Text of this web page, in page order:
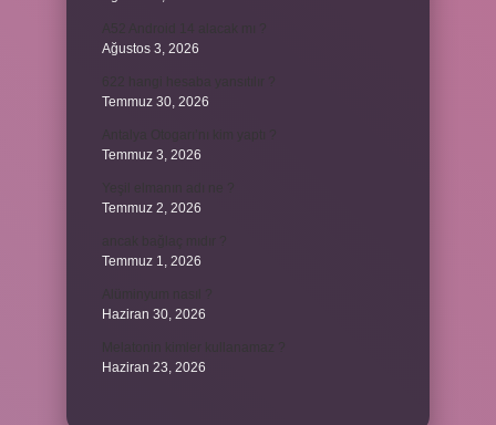
Ağustos 3, 2026
Temmuz 30, 2026
Temmuz 3, 2026
Temmuz 2, 2026
Temmuz 1, 2026
Haziran 30, 2026
Haziran 23, 2026